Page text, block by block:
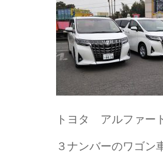
トヨタ アルファー
３ナンバーのワゴ